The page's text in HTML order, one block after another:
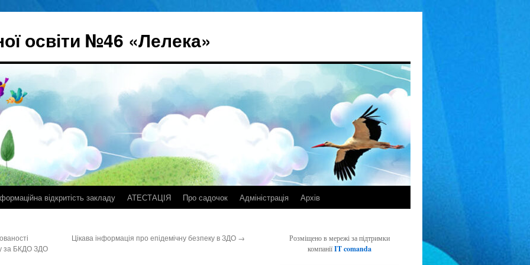
освіти №46 «Лелека»
відкритість закладу АТЕСТАЦІЯ Про садочок Адміністрація Архів
за БКДО ЗДО
Цікава інформація про епідемічну безпеку в ЗДО →
Розміщено в мережі за підтримки
компаніїIT comanda